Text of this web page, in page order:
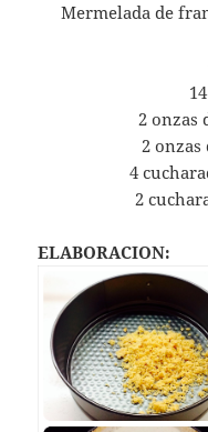
Mermelada de
2 onzas
2 onzas
4
2
ELABORACION: